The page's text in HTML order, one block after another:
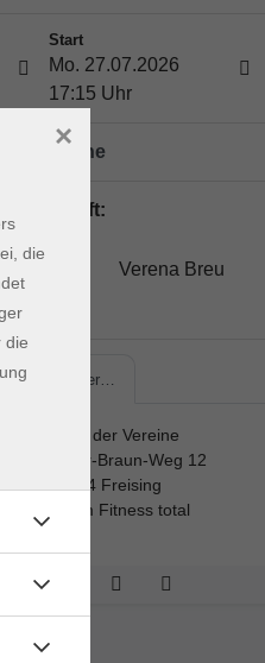
Start
Mo. 27.07.2026
17:15 Uhr
7 Termine
Lehrkraft:
Verena Breu
Haus der…
Haus der Vereine
Major-Braun-Weg 12
85354 Freising
Raum Fitness total
die
die
×